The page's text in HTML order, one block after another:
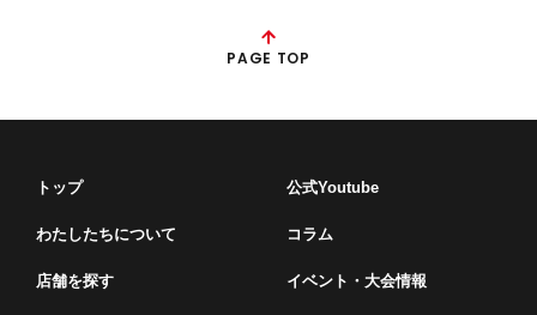
PAGE TOP
トップ
わたしたちについて
店舗を探す
公式Youtube
コラム
イベント・⼤会情報